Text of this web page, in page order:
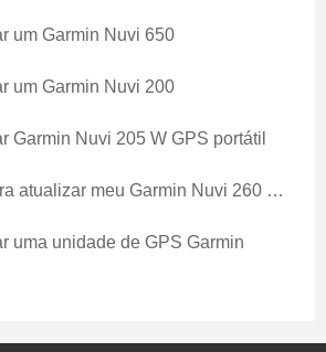
um Garmin Nuvi 650
um Garmin Nuvi 200
Garmin Nuvi 205 W GPS portátil
atualizar meu Garmin Nuvi 260 GPS
uma unidade de GPS Garmin